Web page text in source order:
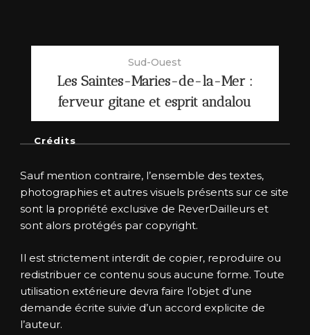
Sud-Ouest
Les Saintes-Maries-de-la-Mer :
ferveur gitane et esprit andalou
Crédits
Sauf mention contraire, l’ensemble des textes,
photographies et autres visuels présents sur ce site
sont la propriété exclusive de ReverDailleurs et
sont alors protégés par copyright.
Il est strictement interdit de copier, reproduire ou
redistribuer ce contenu sous aucune forme. Toute
utilisation extérieure devra faire l’objet d’une
demande écrite suivie d’un accord explicite de
l’auteur.